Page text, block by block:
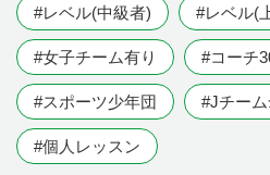
#レベル(中級者) #レベル(
#女子チーム有り #コーチ
#スポーツ少年団 #Jチー
#個人レッスン